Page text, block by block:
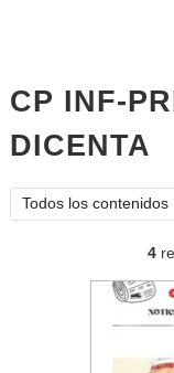
CP INF-
DICENTA
Todos los contenidos
4